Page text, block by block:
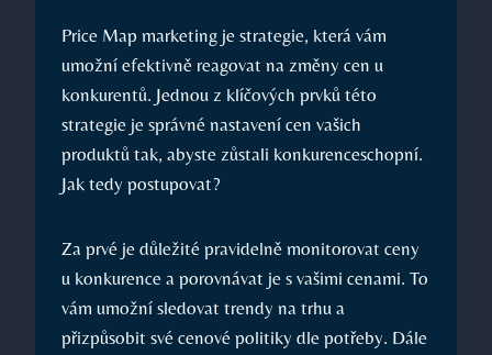
Price Map marketing je strategie, která vám
umožní efektivně reagovat na změny cen u
konkurentů. Jednou z klíčových prvků této
strategie je správné nastavení cen vašich
produktů tak, abyste zůstali konkurenceschopní.
Jak tedy postupovat?
Za prvé je důležité pravidelně monitorovat ceny
u konkurence a porovnávat je s vašimi cenami. To
vám umožní sledovat trendy na trhu a
přizpůsobit své cenové politiky dle potřeby. Dále